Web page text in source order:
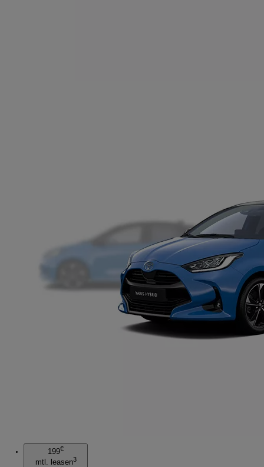
199€
mtl. leasen3